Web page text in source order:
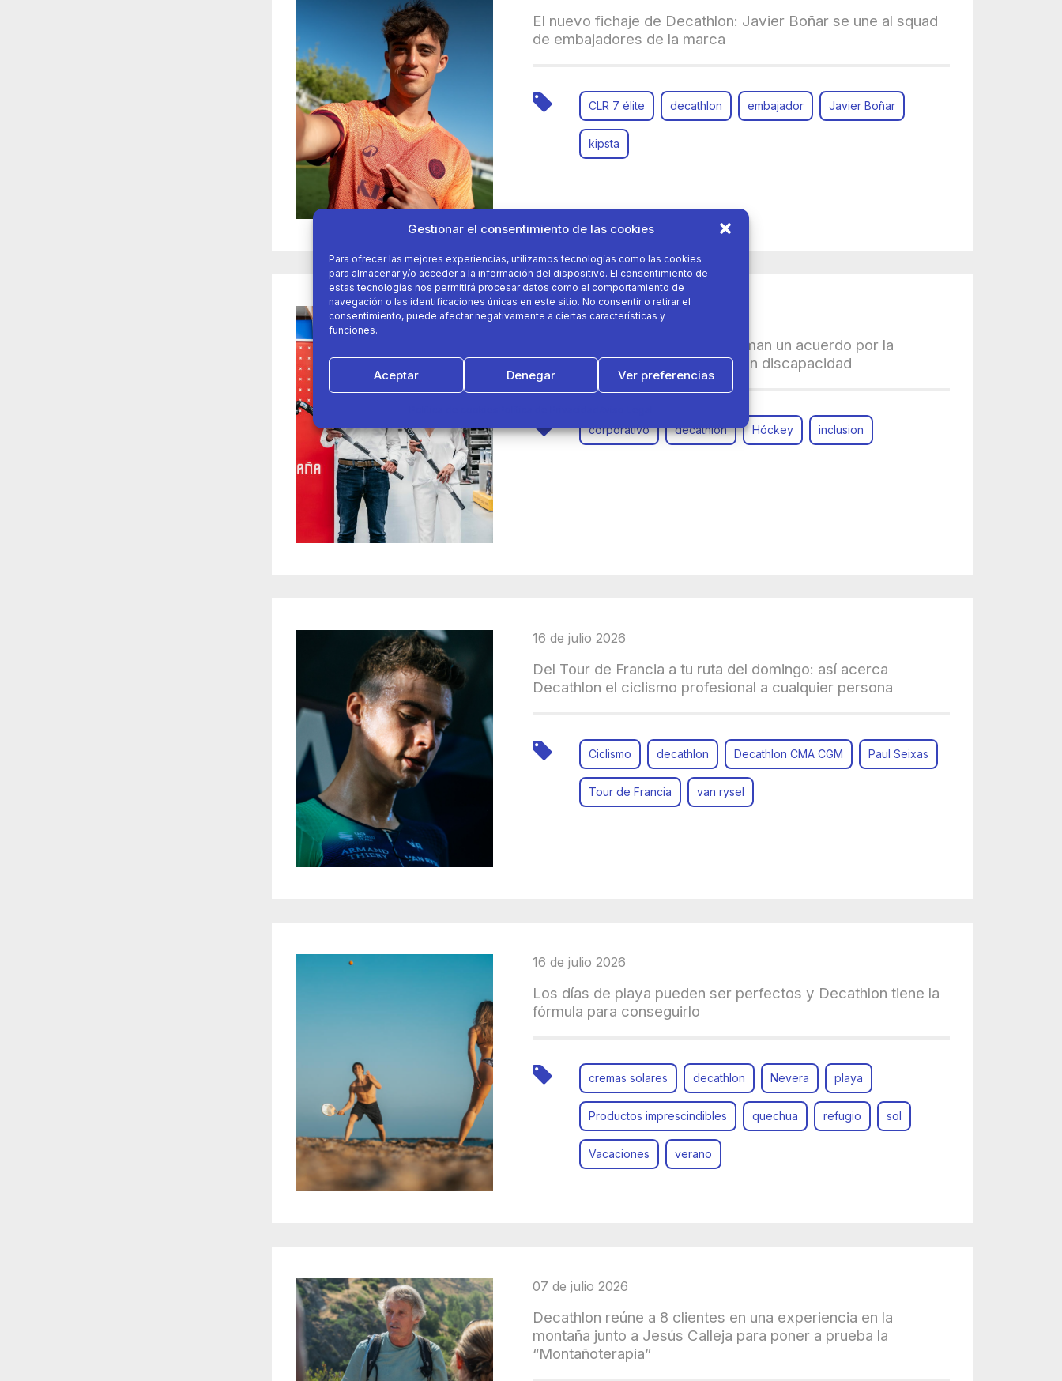
Gestionar el consentimiento de las cookies
Para ofrecer las mejores experiencias, utilizamos tecnologías como las cookies
para almacenar y/o acceder a la información del dispositivo. El consentimiento de
estas tecnologías nos permitirá procesar datos como el comportamiento de
navegación o las identificaciones únicas en este sitio. No consentir o retirar el
consentimiento, puede afectar negativamente a ciertas características y
funciones.
Aceptar Denegar Ver preferencias
El nuevo fichaje de Decathlon: Javier Boñar se une al squad
de embajadores de la marca
CLR 7 élite decathlon embajador Javier Boñar
kipsta
22 de julio 2026
Decathlon y Hockey España firman un acuerdo por la
inclusión laboral de personas con discapacidad
corporativo decathlon Hóckey inclusion
16 de julio 2026
Del Tour de Francia a tu ruta del domingo: así acerca
Decathlon el ciclismo profesional a cualquier persona
Ciclismo decathlon Decathlon CMA CGM Paul Seixas
Tour de Francia van rysel
16 de julio 2026
Los días de playa pueden ser perfectos y Decathlon tiene la
fórmula para conseguirlo
cremas solares decathlon Nevera playa
Productos imprescindibles quechua refugio sol
Vacaciones verano
07 de julio 2026
Decathlon reúne a 8 clientes en una experiencia en la
montaña junto a Jesús Calleja para poner a prueba la
“Montañoterapia”